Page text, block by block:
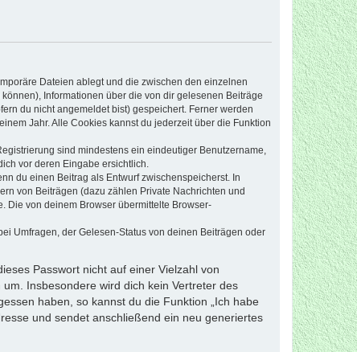
Dateien ablegt und die zwischen den einzelnen
Informationen über die von dir gelesenen Beiträge
du nicht angemeldet bist) gespeichert. Ferner werden
Jahr. Alle Cookies kannst du jederzeit über die Funktion
sind mindestens ein eindeutiger Benutzername,
vor deren Eingabe ersichtlich.
du einen Beitrag als Entwurf zwischenspeicherst. In
von Beiträgen (dazu zählen Private Nachrichten und
Die von deinem Browser übermittelte Browser-
Umfragen, der Gelesen-Status von deinen Beiträgen oder
Passwort nicht auf einer Vielzahl von
Insbesondere wird dich kein Vertreter des
haben, so kannst du die Funktion „Ich habe
und sendet anschließend ein neu generiertes